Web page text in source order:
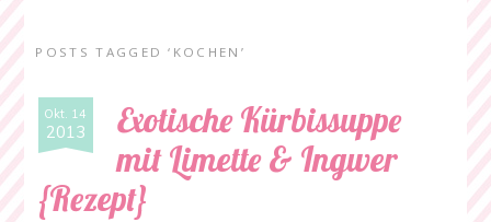
POSTS TAGGED ‘KOCHEN’
Okt. 14
2013
Exotische Kürbissuppe
mit Limette & Ingwer
{Rezept}